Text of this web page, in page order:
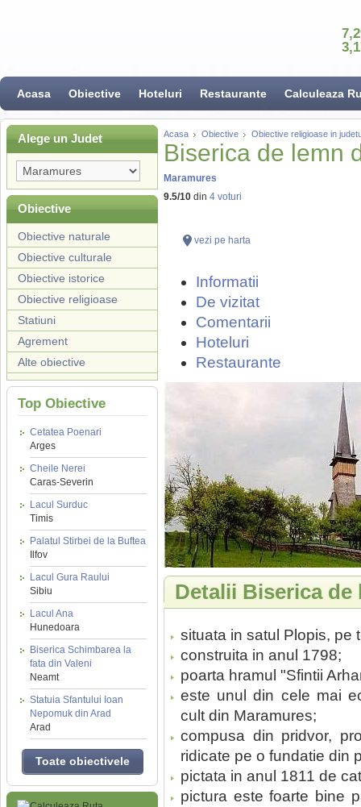
Acasa Obiective Hoteluri Restaurante Calculeaza
Alege un Judet
Obiective
Obiective naturale
Obiective culturale
Obiective istorice
Obiective religioase
Statiuni
Agrement
Alte obiective
Top Obiective
Cetatea Poenari
Arges
Cheile Nerei
Caras-Severin
Lacul Surduc
Timis
Palatul Stirbei de la Buftea
Ilfov
Lacul Gura Raului
Sibiu
Lacul Ana
Hunedoara
Biserica Schimbarea la
fata din Valeni
Neamt
Statuia Sfantului Ioan
Nepomuk din Arad
Arad
Toate obiectivele
Acasa Obiective Obiective religioase in
Biserica de lemn
Maramures
9.5/10 din 4 voturi
vezi pe harta
Informatii
De vizitat
Comentarii
Hoteluri
Restaurante
Detalii Biserica
situata in satul Plopis, pe
construita in anul 1798;
poarta hramul "Sfintii
este unul din cele mai
cult din Maramures;
compusa din pridvor,
ridicate pe o fundatie din
pictata in anul 1811 de
pictura este foarte bine